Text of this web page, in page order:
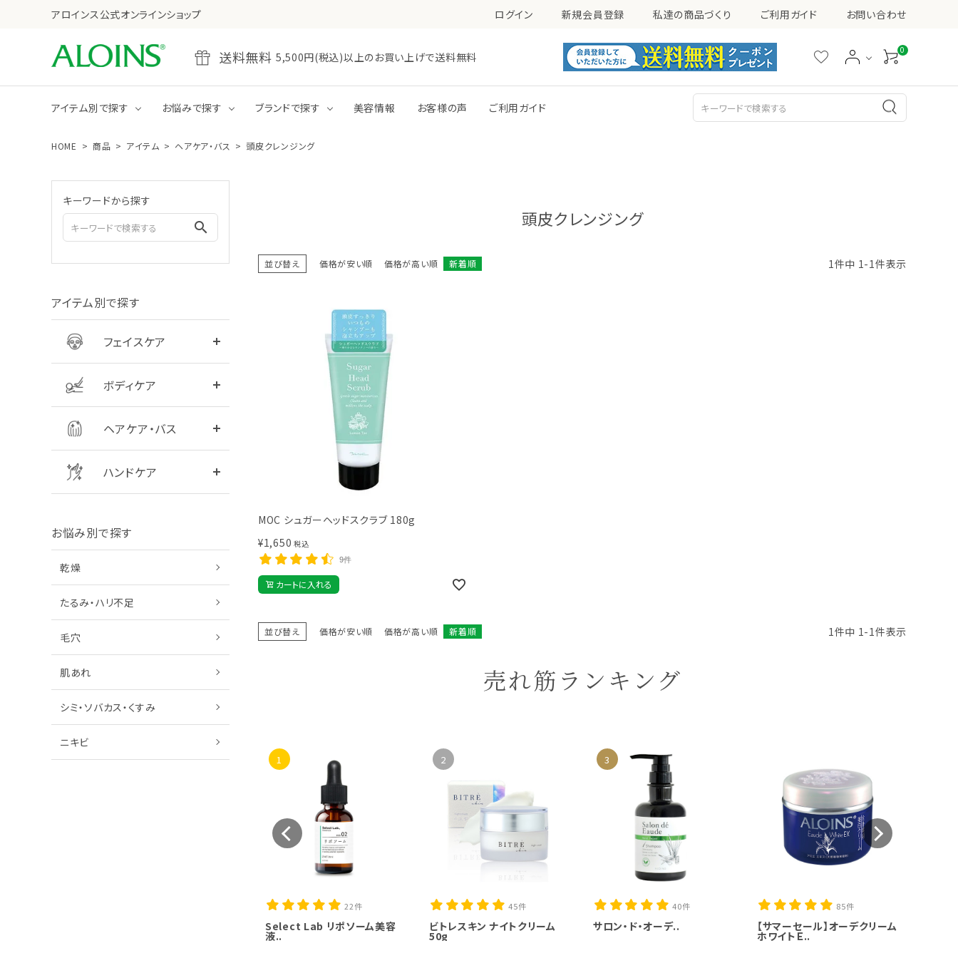
アロインス公式オンラインショップ ログイン 新規会員登録 私達の商品づくり ご利用ガイド お問い合わせ
送料無料 5,500円(税込)以上のお買い上げで送料無料
0
アイテム別で探す
全商品をみる クレンジング
ジェル
ボディクリーム
全商品をみる シャンプー トリートメント
全商品をみる ハンドクリーム 消毒剤
お悩みで探す ブランドで探す 美容情報 お客様の声 ご利用ガイド
HOME 商品 アイテム ヘアケア・バス 頭皮クレンジング
キーワードから探す
search
アイテム別で探す
フェイスケア
ボディケア
ヘアケア・バス
ハンドケア
お悩み別で探す
乾燥
たるみ・ハリ不足
毛穴
肌あれ
シミ・ソバカス・くすみ
ニキビ
頭皮クレンジング
並び替え 価格が安い順 価格が高い順 新着順 1件中 1-1件表示
MOC シュガーヘッドスクラブ 180g
¥1,650 税込
9件
カートに入れる
並び替え 価格が安い順 価格が高い順 新着順 1件中 1-1件表示
売れ筋ランキング
1
22件
Select Lab リポソーム美容
液..
2
45件
ビトレスキン ナイトクリーム
50g
3
40件
サロン・ド・オーデ..
85件
【サマーセール】オーデクリーム
ホワイトＥ..